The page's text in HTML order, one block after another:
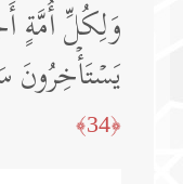
وَلِكُلِّ أُمَّةٍ
یَسۡتَأۡخِرُونَ
﴿34﴾